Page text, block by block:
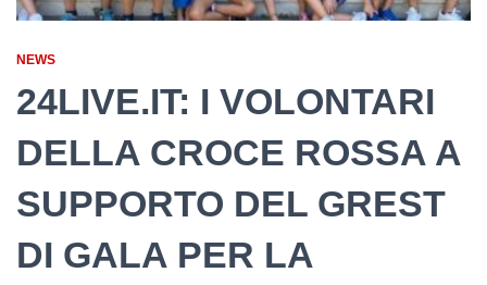
NEWS
24LIVE.IT: I VOLONTARI
DELLA CROCE ROSSA A
SUPPORTO DEL GREST
DI GALA PER LA